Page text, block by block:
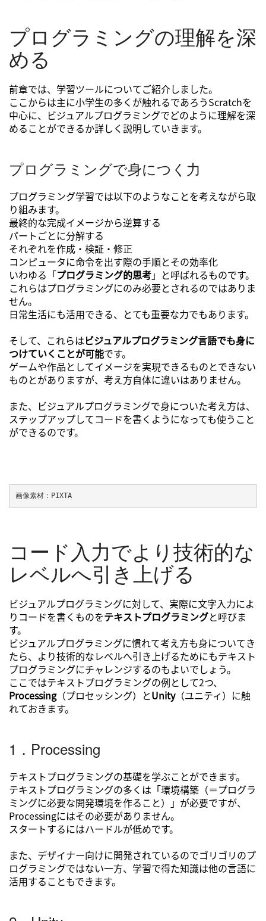
プログラミングの理解を深
める
前章では、学習ツールについてご紹介しました。
ここからは主に小学生の多くが触れるであろうScratchを
中心に、ビジュアルプログラミングでどのように理解を深
めることができるか詳しく説明していきます。
プログラミングで身につく力
プログラミング学習では以下のようなことを考えながら取
り組みます。
最終的な完成イメージから逆算する
パートごとに分解する
それぞれを作成・検証・修正
コンピュータに命令を出す際の手順とその効率化
いわゆる「プログラミング的思考」と呼ばれるものです。
これらはプログラミングにのみ必要とされるのではありま
せん。
日常生活にも活用できる、とても重要な力でもあります。
そして、これらはビジュアルプログラミング言語でも身に
つけていくことが可能です。
ゲームや作品としてイメージを実現できるものとできない
ものとがありますが、考え方自体に違いはありません。
また、ビジュアルプログラミングで身についた考え方は、
ステップアップしてコードを書くようになっても使うこと
ができるのです。
画像素材：PIXTA
コード入力でより技術的な
レベルへ引き上げる
ビジュアルプログラミングに対して、実際に文字入力によ
りコードを書くものをテキストプログラミングと呼びま
す。
ビジュアルプログラミングに慣れて考え方も身についてき
たら、より技術的なレベルへ引き上げるためにもテキスト
プログラミングにチャレンジするのもよいでしょう。
ここではテキストプログラミングの例として2つ、
Processing（プロセッシング）とUnity（ユニティ）に触
れておきます。
1．Processing
テキストプログラミングの基礎を学ぶことができます。
テキストプログラミングの多くは「環境構築（＝プログラ
ミングに必要な開発環境を作ること）」が必要ですが、
Processingにはその必要がありません。
スタートするにはハードルが低めです。
また、デザイナー向けに開発されているのでゴリゴリのプ
ログラミングではない一方、学習で得た知識は他の言語に
活用することもできます。